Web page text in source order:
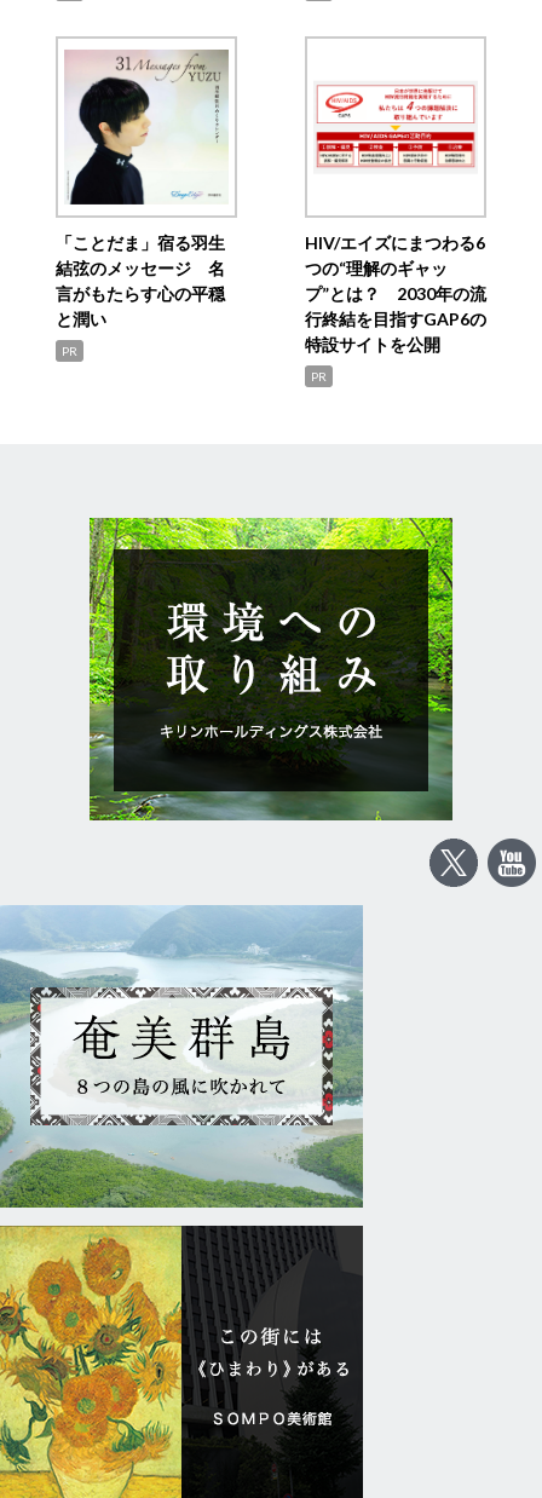
「ことだま」宿る羽生
結弦のメッセージ 名
言がもたらす心の平穏
と潤い
PR
HIV/エイズにまつわる6
つの“理解のギャッ
プ”とは？ 2030年の流
行終結を目指すGAP6の
特設サイトを公開
PR